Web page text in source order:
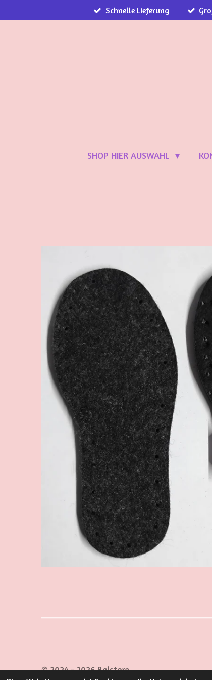
Hauptinhalt
Schnelle Lieferung
SHOP HIER AUSWAHL
© 2024 - 2026 Balstore